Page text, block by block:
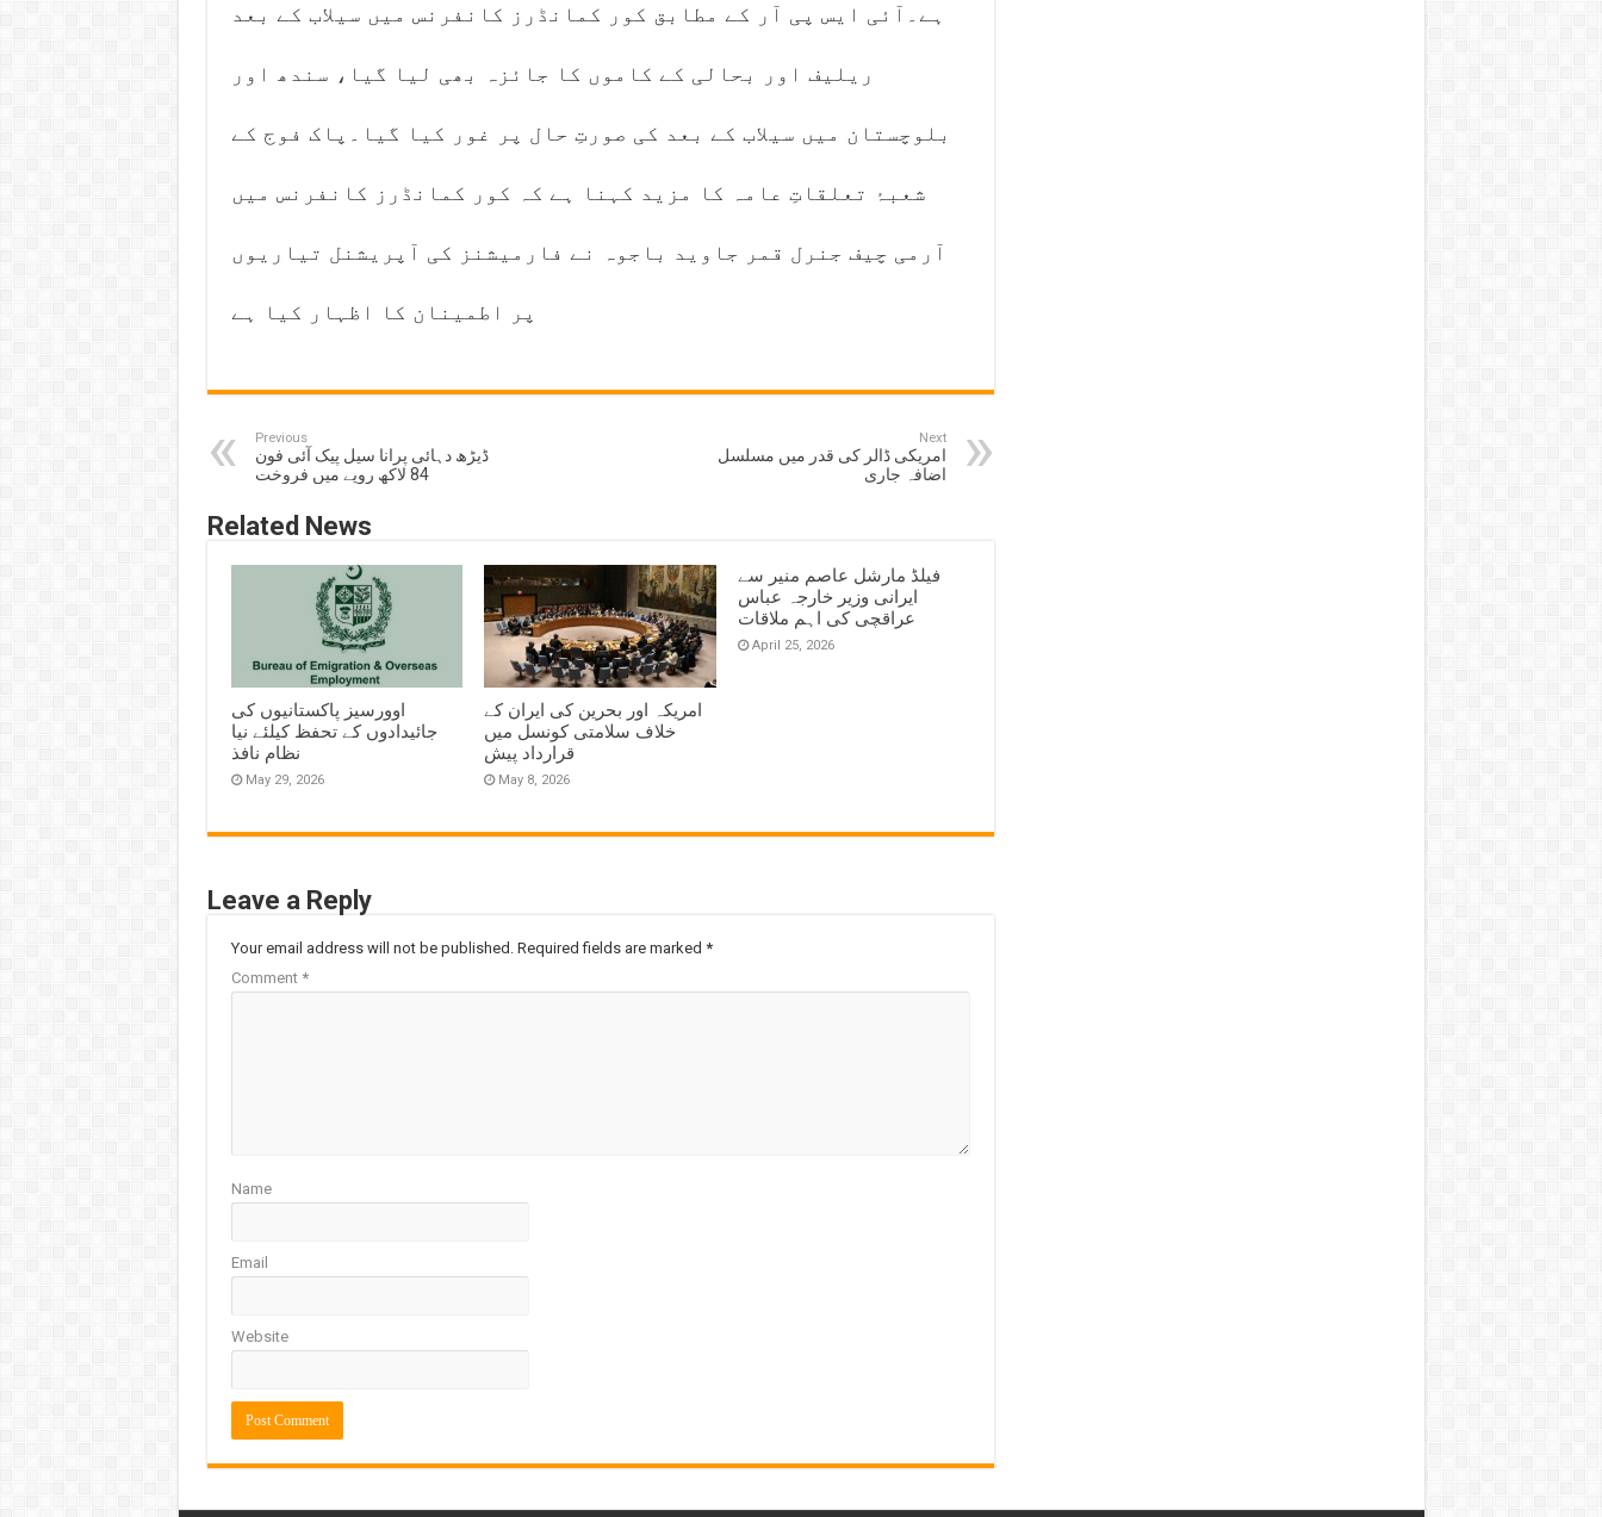
ہے۔آئی ایس پی آر کے مطابق کور کمانڈرز کانفرنس میں سیلاب کے بعد
ریلیف اور بحالی کے کاموں کا جائزہ بھی لیا گیا، سندھ اور
بلوچستان میں سیلاب کے بعد کی صورتِ حال پر غور کیا گیا۔پاک فوج کے
شعبۂ تعلقاتِ عامہ کا مزید کہنا ہے کہ کور کمانڈرز کانفرنس میں
آرمی چیف جنرل قمر جاوید باجوہ نے فارمیشنز کی آپریشنل تیاریوں
پر اطمینان کا اظہار کیا ہے
Previous
ڈیڑھ دہائی پرانا سیل پیک آئی فون
84 لاکھ روپے میں فروخت
Next
امریکی ڈالر کی قدر میں مسلسل
اضافہ جاری
Related News
اوورسیز پاکستانیوں کی
جائیدادوں کے تحفظ کیلئے نیا
نظام نافذ
May 29, 2026
امریکہ اور بحرین کی ایران کے
خلاف سلامتی کونسل میں
قرارداد پیش
May 8, 2026
فیلڈ مارشل عاصم منیر سے
ایرانی وزیر خارجہ عباس
عراقچی کی اہم ملاقات
April 25, 2026
Leave a Reply
Your email address will not be published. Required fields are marked *
Comment *
Name
Email
Website